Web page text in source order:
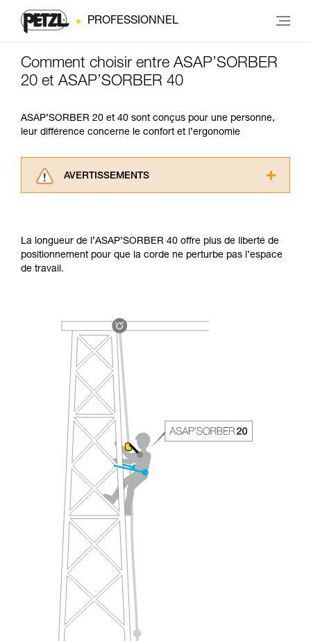
PROFESSIONNEL
Comment choisir entre ASAP’SORBER
20 et ASAP’SORBER 40
ASAP’SORBER 20 et 40 sont conçus pour une personne,
leur différence concerne le confort et l’ergonomie
AVERTISSEMENTS
informations de la notice technique pour
pouvoir comprendre ce complément
la manipulation, seul, en toute sécurité, avant
de la reproduire en autonomie.
Nous donnons des exemples de techniques
liées à votre activité. Il peut en exister d’autres
que nous ne décrivons pas ici.
La longueur de l’ASAP’SORBER 40 offre plus de liberté de
positionnement pour que la corde ne perturbe pas l’espace
de travail.